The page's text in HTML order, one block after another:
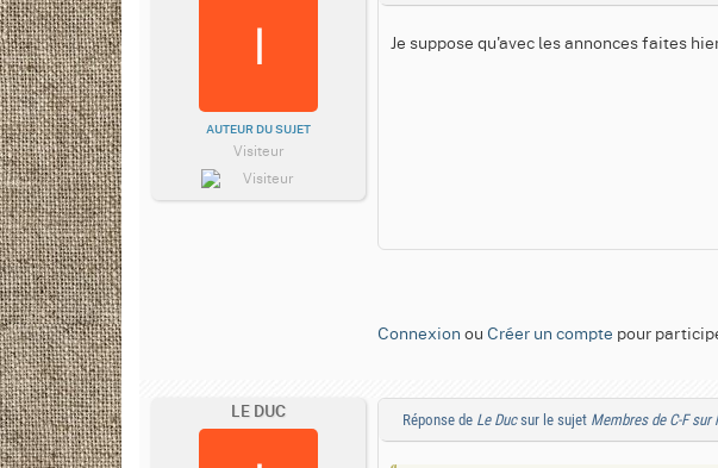
AUTEUR DU SUJET
Visiteur
Je suppose qu'avec les annonces faites
Connexion ou Créer un compte pour
LE DUC Réponse de Le Ducsur le sujet Membres de C-F